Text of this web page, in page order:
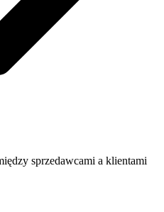
sprzedawcami a klientami